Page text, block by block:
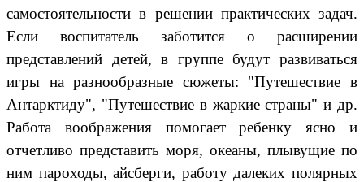
самостоятельности в решении практических задач.
Если воспитатель заботится о расширении
представлений детей, в группе будут развиваться
игры на разнообразные сюжеты: "Путешествие в
Антарктиду", "Путешествие в жаркие страны" и др.
Работа воображения помогает ребенку ясно и
отчетливо представить моря, океаны, плывущие по
ним пароходы, айсберги, работу далеких полярных